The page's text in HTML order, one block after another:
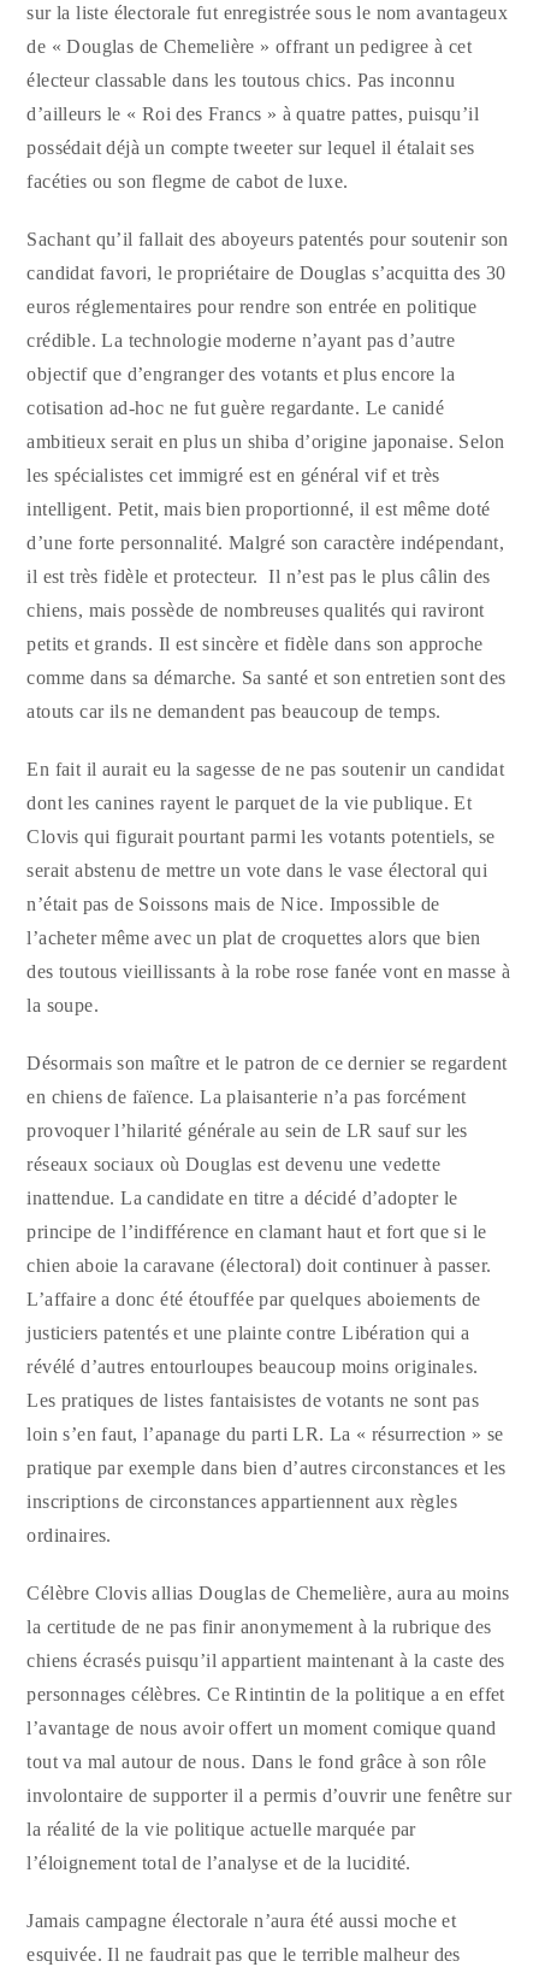
sur la liste électorale fut enregistrée sous le nom avantageux
de « Douglas de Chemelière » offrant un pedigree à cet
électeur classable dans les toutous chics. Pas inconnu
d’ailleurs le « Roi des Francs » à quatre pattes, puisqu’il
possédait déjàun compte tweeter sur lequel il étalait ses
facéties ou son flegme de cabot de luxe.
Sachant qu’il fallait des aboyeurs patentés pour soutenir son
candidat favori, le propriétaire de Douglas s’acquitta des 30
euros réglementaires pour rendre son entrée en politique
crédible. La technologie moderne n’ayant pas d’autre
objectif que d’engranger des votants et plus encore la
cotisation ad-hoc ne fut guère regardante. Le canidé
ambitieux serait en plus un shiba d’origine japonaise. Selon
les spécialistes cet immigré est en général vif et très
intelligent. Petit, mais bien proportionné, il est même doté
d’une forte personnalité. Malgré son caractère indépendant,
il est très fidèle et protecteur. Il n’est pas le plus câlin des
chiens, mais possède de nombreuses qualités qui raviront
petits et grands. Il est sincère et fidèle dans son approche
comme dans sa démarche. Sa santé et son entretien sont des
atouts car ils ne demandent pas beaucoup de temps.
En fait il aurait eu la sagesse de ne pas soutenir un candidat
dont les canines rayent le parquet de la vie publique. Et
Clovis qui figurait pourtant parmi les votants potentiels, se
serait abstenu de mettre un vote dans le vase électoral qui
n’était pas de Soissons mais de Nice. Impossible de
l’acheter même avec un plat de croquettes alors que bien
des toutous vieillissants à la robe rose fanée vont en masse à
la soupe.
Désormais son maître et le patron de ce dernier se regardent
en chiens de faïence. La plaisanterie n’a pas forcément
provoquer l’hilarité générale au sein de LR sauf sur les
réseaux sociaux où Douglas est devenu une vedette
inattendue. La candidate en titre a décidé d’adopter le
principe de l’indifférence en clamant haut et fort que si le
chien aboie la caravane (électoral) doit continuer à passer.
L’affaire a donc été étouffée par quelques aboiements de
justiciers patentés et une plainte contre Libération qui a
révélé d’autres entourloupes beaucoup moins originales.
Les pratiques de listes fantaisistes de votants ne sont pas
loin s’en faut, l’apanage du parti LR. La « résurrection » se
pratique par exemple dans bien d’autres circonstances et les
inscriptions de circonstances appartiennent aux règles
ordinaires.
Célèbre Clovis allias Douglas de Chemelière, aura au moins
la certitude de ne pas finir anonymement à la rubrique des
chiens écrasés puisqu’il appartient maintenant à la caste des
personnages célèbres. Ce Rintintin de la politique a en effet
l’avantage de nous avoir offert un moment comique quand
tout va mal autour de nous. Dans le fond grâce à son rôle
involontaire de supporter il a permis d’ouvrir une fenêtre sur
la réalité de la vie politique actuelle marquée par
l’éloignement total de l’analyse et de la lucidité.
Jamais campagne électorale n’aura été aussi moche et
esquivée. Il ne faudrait pas que le terrible malheur des